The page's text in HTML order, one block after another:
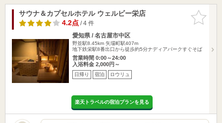
お気に入
りに追加
サウナ＆カプセルホテル ウェルビー栄店
4.2点/ 4 件
愛知県 / 名古屋市中区
野並駅8.45km 矢場町駅407m
地下鉄栄駅8番出口から徒歩約5分ナディアパークすぐそば
営業時間 0:00～24:00
入浴料金 2,000円～
日帰り 宿泊 ロウリュ
楽天トラベルの宿泊プランを見る